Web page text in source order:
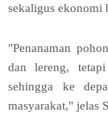
sekaligus ekonomi
"Penanaman
dan lereng,
sehingga ke
masyarakat," jelas